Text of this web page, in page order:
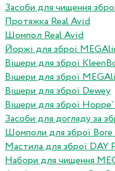
Засоби для чищення
Протяжка Real Avid
Шомпол Real Avid
Йоржі для зброї
Вішери для зброї
Вішери для зброї
Вішери для зброї Dewey
Вішери для зброї
Засоби для догляду за
Шомполи для зброї Bore
Мастила для зброї DAY
Набори для чищення